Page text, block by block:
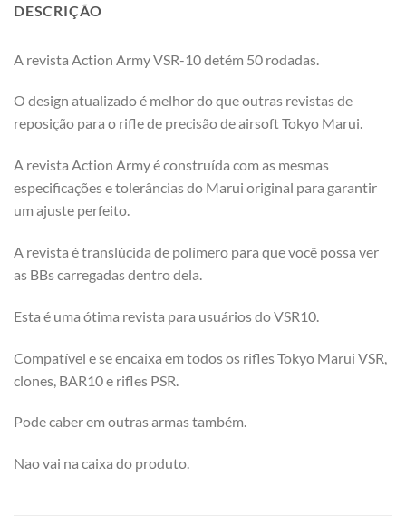
DESCRIÇÃO
A revista Action Army VSR-10 detém 50 rodadas.
O design atualizado é melhor do que outras revistas de
reposição para o rifle de precisão de airsoft Tokyo Marui.
A revista Action Army é construída com as mesmas
especificações e tolerâncias do Marui original para garantir
um ajuste perfeito.
A revista é translúcida de polímero para que você possa ver
as BBs carregadas dentro dela.
Esta é uma ótima revista para usuários do VSR10.
Compatível e se encaixa em todos os rifles Tokyo Marui VSR,
clones, BAR10 e rifles PSR.
Pode caber em outras armas também.
Nao vai na caixa do produto.